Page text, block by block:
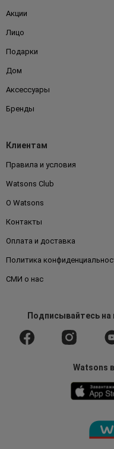
Акции
Лицо
Подарки
Дом
Аксессуары
Бренды
Клиентам
Правила и условия
Watsons Club
О Watsons
Контакты
Оплата и доставка
Политика
СМИ о нас
Подписывайтесьна
Watsons